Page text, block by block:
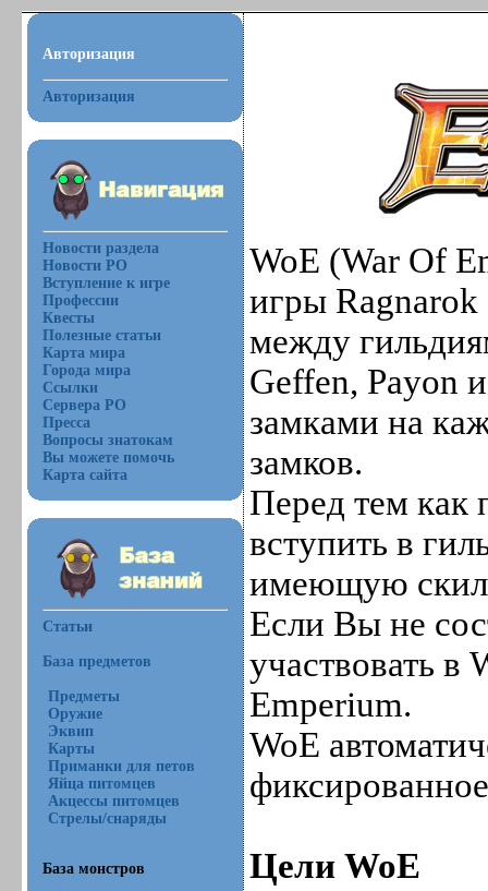
Авторизация
Авторизация
Новости раздела
Новости РО
Вступление к игре
Профессии
Квесты
Полезные статьи
Карта мира
Города мира
Ссылки
Сервера РО
Пресса
Вопросы знатокам
Вы можете помочь
Карта сайта
Статьи
База предметов
Предметы
Оружие
Эквип
Карты
Приманки для петов
Яйца питомцев
Акцессы питомцев
Стрелы/снаряды
База монстров
WoE (War Of
игры
между
Geffen, Payon
замками на
замков.
Перед тем как
вступить в
имеющую
Если Вы не
участвовать в
Emperium.
WoE
Цели WoE